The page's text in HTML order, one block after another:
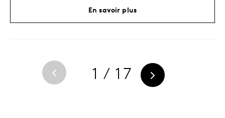
En savoir plus
1 / 17